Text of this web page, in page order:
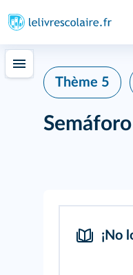
Thème 5
Semáforo
¡No